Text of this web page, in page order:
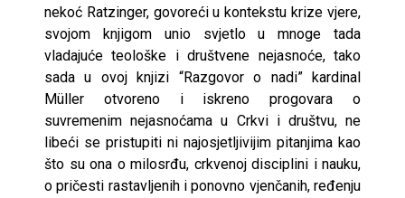
nekoć Ratzinger, govoreći u kontekstu krize vjere,
svojom knjigom unio svjetlo u mnoge tada
vladajuće teološke i društvene nejasnoće, tako
sada u ovoj knjizi “Razgovor o nadi” kardinal
Müller otvoreno i iskreno progovara o
suvremenim nejasnoćama u Crkvi i društvu, ne
libeći se pristupiti ni najosjetljivijim pitanjima kao
što su ona o milosrđu, crkvenoj disciplini i nauku,
o pričesti rastavljenih i ponovno vjenčanih, ređenju